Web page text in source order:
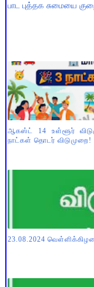
பாட புத்தக சுமையை
ஆகஸ்ட் 14 உள்ளூர்
நாட்கள் தொடர் விடுமுறை!
23.08.2024